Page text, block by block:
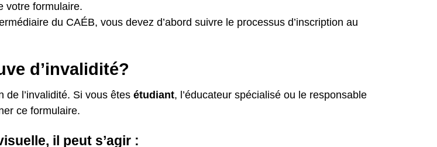
votre formulaire.
du CAÉB, vous devez d’abord suivre le processus d’inscription au
d’invalidité?
l’invalidité. Si vous êtes étudiant, l’éducateur spécialisé ou le responsable
ce formulaire.
il peut s’agir :